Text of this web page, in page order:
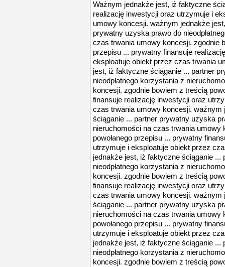
Ważnym jednakże jest, iż faktyczne
realizację inwestycji oraz utrzymuje i
umowy koncesji. ważnym jednakże
prywatny uzyska prawo do
czas trwania umowy koncesji. zgodnie
przepisu ... prywatny finansuje
eksploatuje obiekt przez czas trwania
jest, iż faktyczne ściąganie ... partner
nieodpłatnego korzystania z
koncesji. zgodnie bowiem z treścią
finansuje realizację inwestycji oraz
czas trwania umowy koncesji. ważnym
ściąganie ... partner prywatny uzyska
nieruchomości na czas trwania umowy
powołanego przepisu ... prywatny
utrzymuje i eksploatuje obiekt przez
jednakże jest, iż faktyczne ściąganie
nieodpłatnego korzystania z
koncesji. zgodnie bowiem z treścią
finansuje realizację inwestycji oraz
czas trwania umowy koncesji. ważnym
ściąganie ... partner prywatny uzyska
nieruchomości na czas trwania umowy
powołanego przepisu ... prywatny
utrzymuje i eksploatuje obiekt przez
jednakże jest, iż faktyczne ściąganie
nieodpłatnego korzystania z
koncesji. zgodnie bowiem z treścią